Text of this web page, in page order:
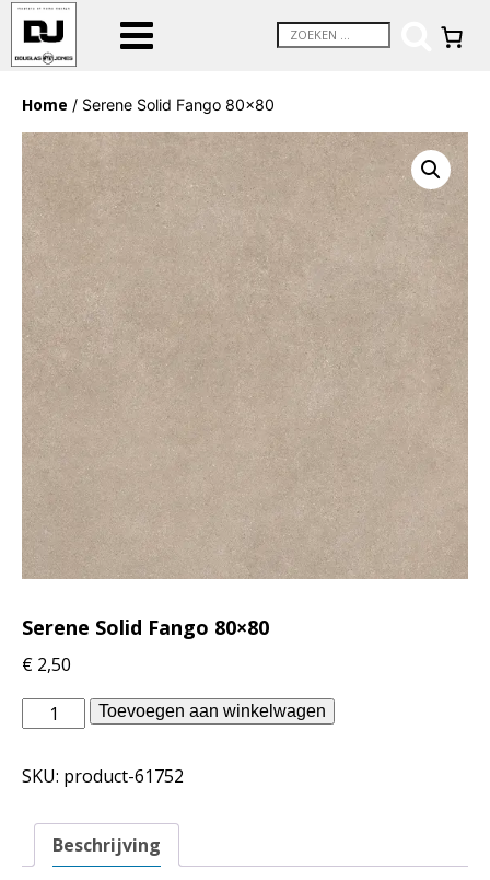
Home / Serene Solid Fango 80×80
Serene Solid Fango 80×80
€ 2,50
Douglas
Jones
-
Solid
Fango
Toevoegen aan winkelwagen
SKU: product-61752
Beschrijving